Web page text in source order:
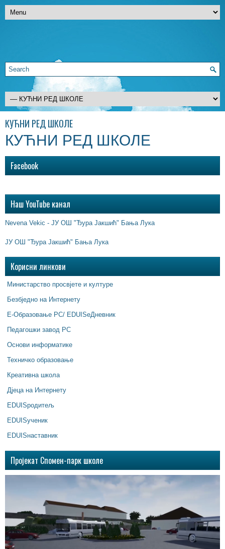
КУЋНИ РЕД ШКОЛЕ
КУЋНИ РЕД ШКОЛЕ
Facebook
Наш YouTube канал
Nevena Vekic - ЈУ ОШ "Ђура Јакшић" Бања Лука
ЈУ ОШ "Ђура Јакшић" Бања Лука
Корисни линкови
Министарство просвјете и културе
Безбједно на Интернету
Е-Образовање РС/ EDUISeДневник
Педагошки завод РС
Основи информатике
Техничко образовање
Креативна школа
Дјеца на Интернету
EDUISродитељ
EDUISученик
EDUISнаставник
Пројекат Спомен-парк школе